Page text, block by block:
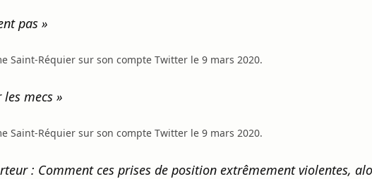
pas »
Saint-Réquier sur son compte Twitter le 9 mars 2020.
mecs »
Saint-Réquier sur son compte Twitter le 9 mars 2020.
: Comment ces prises de position extrêmement violentes,